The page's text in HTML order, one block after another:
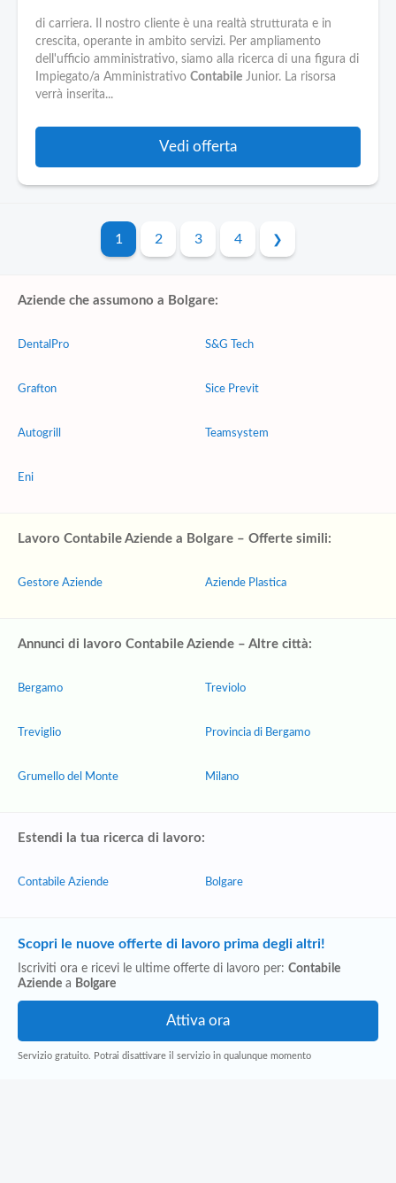
di carriera. Il nostro cliente è una realtà strutturata e in
crescita, operante in ambito servizi. Per ampliamento
dell'ufficio amministrativo, siamo alla ricerca di una figura di
Impiegato/a Amministrativo Contabile Junior. La risorsa
verrà inserita...
Vedi offerta
1 2 3 4
Aziende che assumono a Bolgare:
DentalPro
Grafton
Autogrill
Eni
S&G Tech
Sice Previt
Teamsystem
Lavoro Contabile Aziende a Bolgare – Offerte simili:
Gestore Aziende Aziende Plastica
Annunci di lavoro Contabile Aziende – Altre città:
Bergamo
Treviglio
Grumello del Monte
Treviolo
Provincia di Bergamo
Milano
Estendi la tua ricerca di lavoro:
Contabile Aziende Bolgare
Scopri le nuove offerte di lavoro prima degli altri!
Iscriviti ora e ricevi le ultime offerte di lavoro per: Contabile
Aziende a Bolgare
Servizio gratuito. Potrai disattivare il servizio in qualunque momento